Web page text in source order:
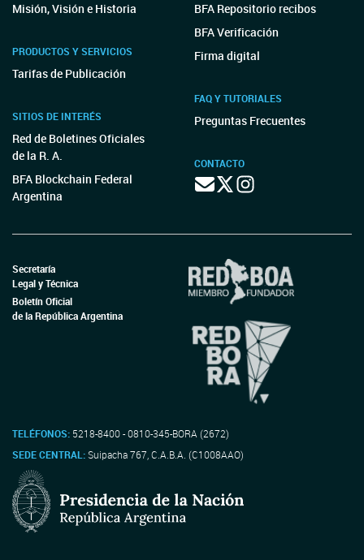
Misión, Visión e Historia
PRODUCTOS Y SERVICIOS
Tarifas de Publicación
SITIOS DE INTERÉS
Red de Boletines Oficiales
de la R. A.
BFA Blockchain Federal
Argentina
BFA Repositorio recibos
BFA Verificación
Firma digital
FAQ Y TUTORIALES
Preguntas Frecuentes
CONTACTO
Secretaría
Legal y Técnica
Boletín Oficial
de la República Argentina
TELÉFONOS: 5218-8400 - 0810-345-BORA (2672)
SEDE CENTRAL:Suipacha 767, C.A.B.A. (C1008AAO)